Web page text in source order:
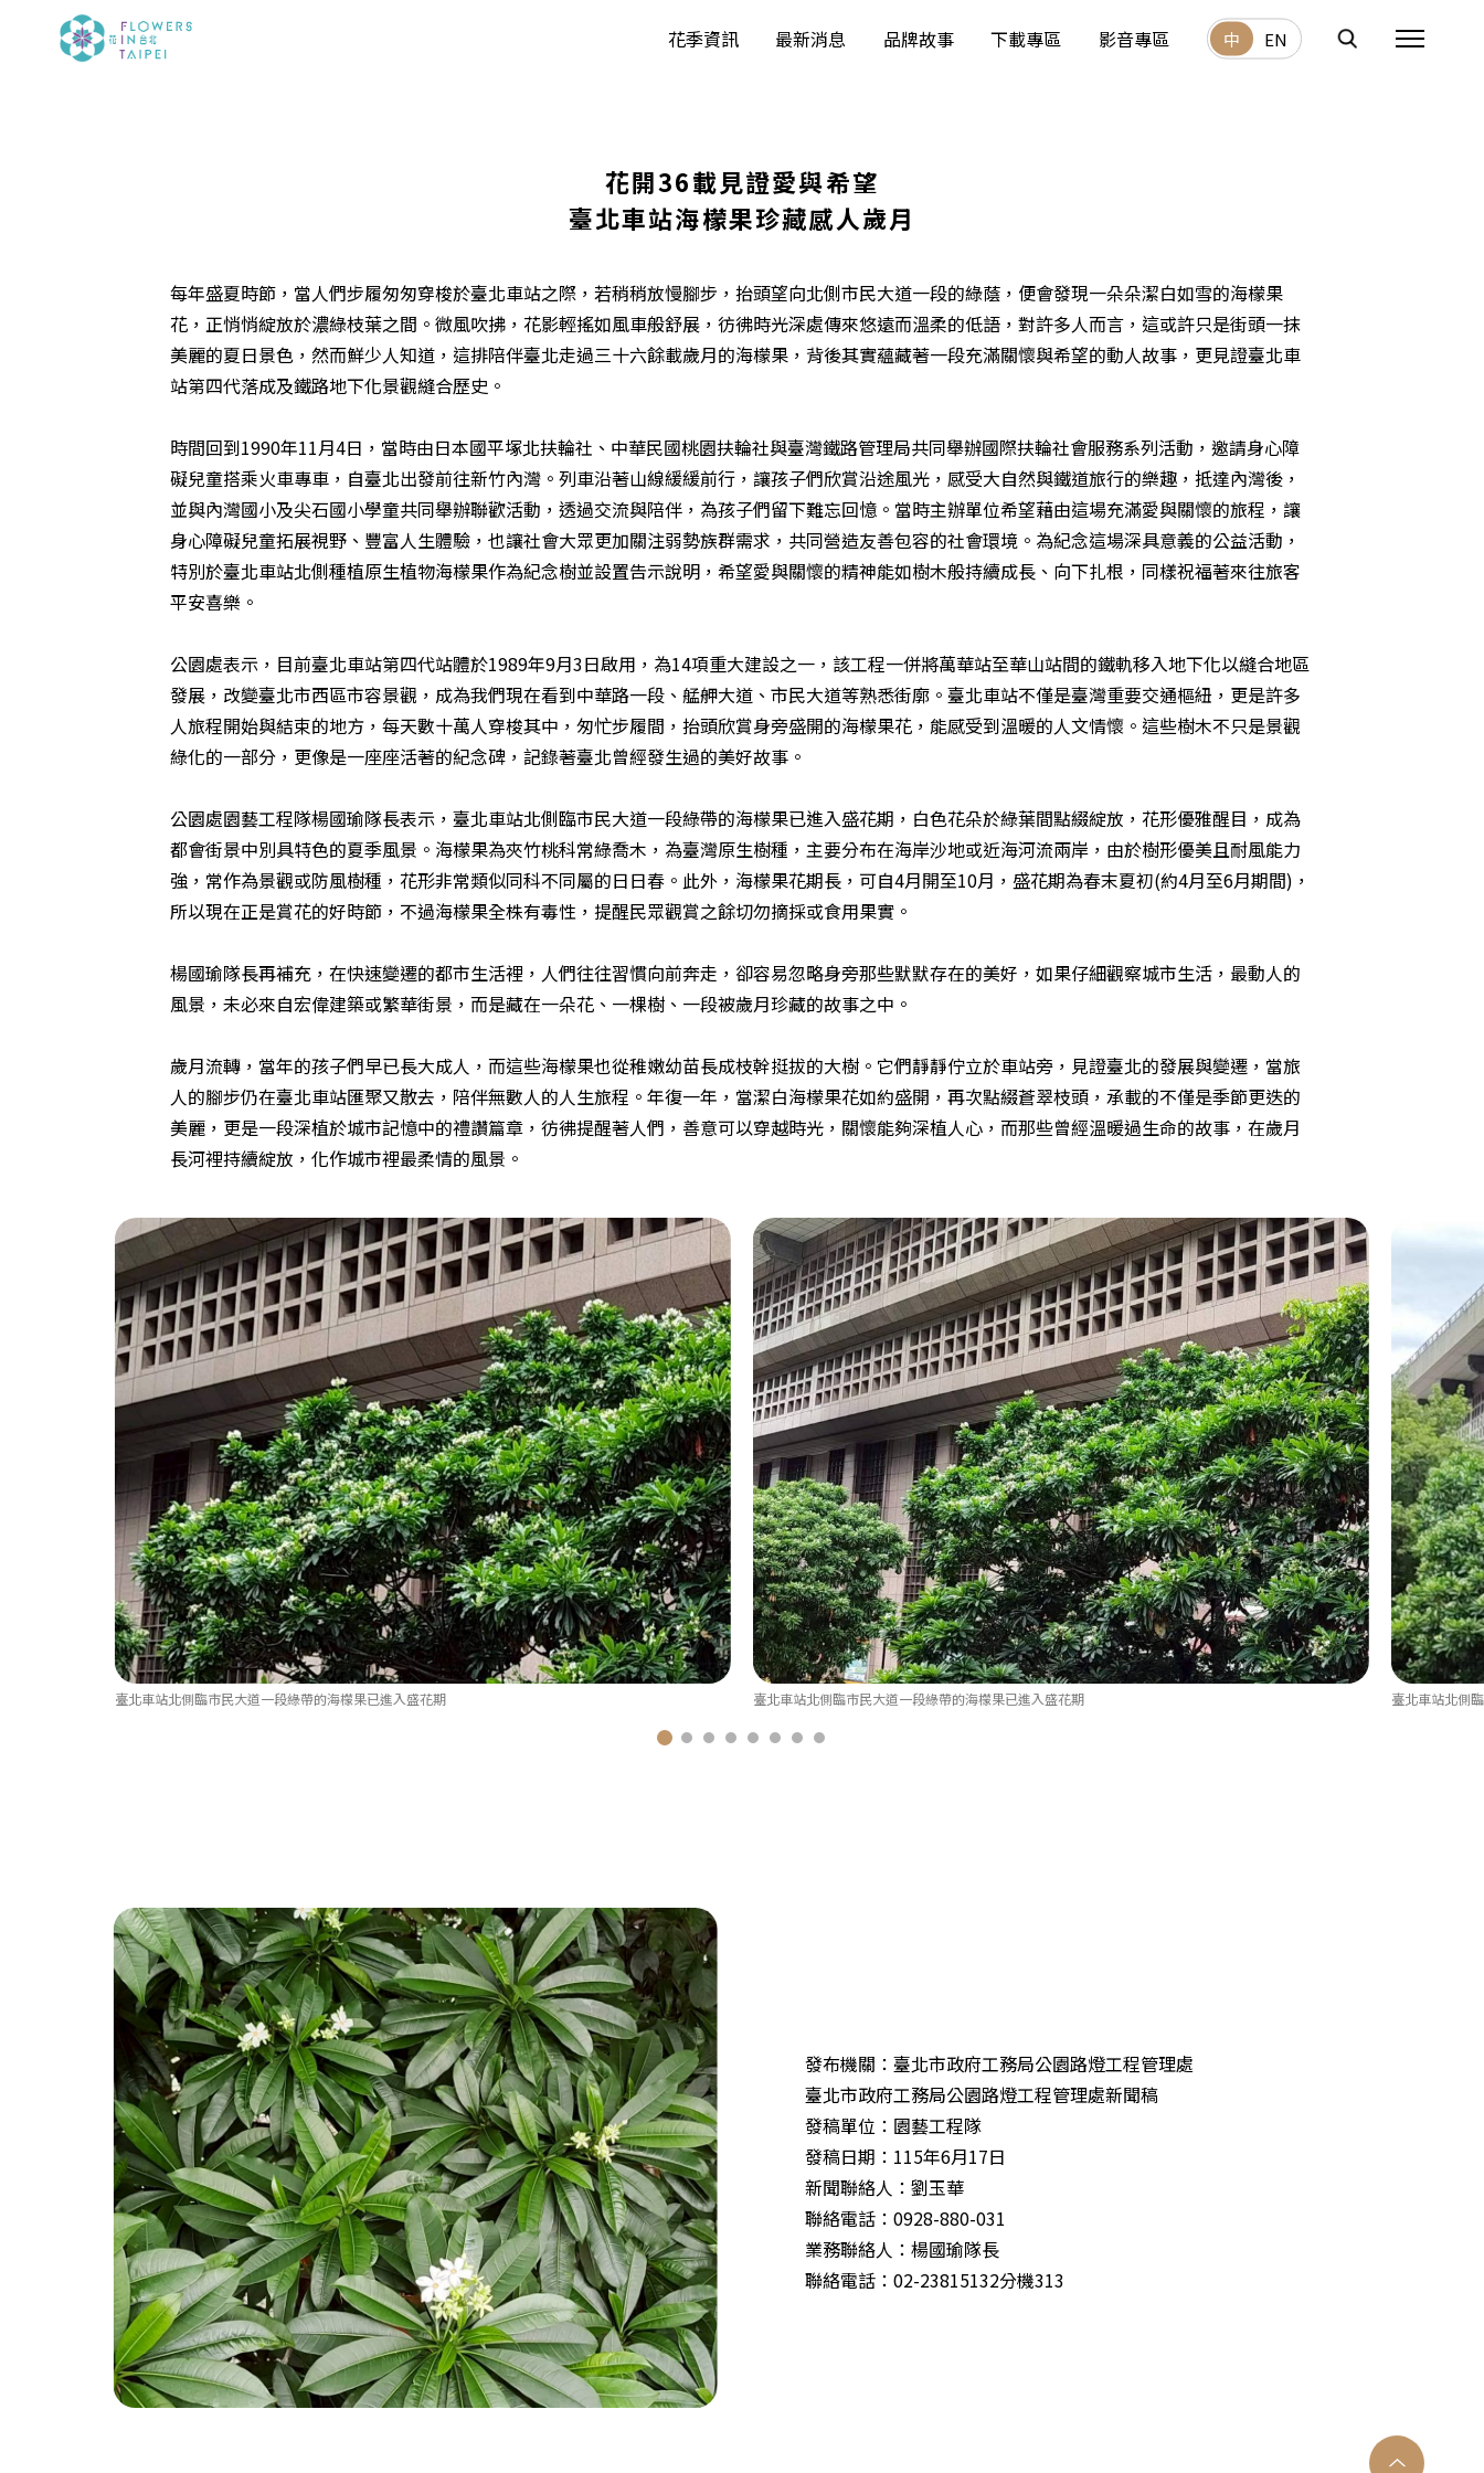
花季資訊 最新消息 品牌故事 下載專區 影音專區 中 EN
花開36載見證愛與希望
臺北車站海檬果珍藏感人歲月
每年盛夏時節，當人們步履匆匆穿梭於臺北車站之際，若稍稍放慢腳步，抬頭望向北側市民大道一段的綠蔭，便會發現一朵朵潔白如雪的海檬果
花，正悄悄綻放於濃綠枝葉之間。微風吹拂，花影輕搖如風車般舒展，彷彿時光深處傳來悠遠而溫柔的低語，對許多人而言，這或許只是街頭一抹
美麗的夏日景色，然而鮮少人知道，這排陪伴臺北走過三十六餘載歲月的海檬果，背後其實蘊藏著一段充滿關懷與希望的動人故事，更見證臺北車
站第四代落成及鐵路地下化景觀縫合歷史。
時間回到1990年11月4日，當時由日本國平塚北扶輪社、中華民國桃園扶輪社與臺灣鐵路管理局共同舉辦國際扶輪社會服務系列活動，邀請身心障
礙兒童搭乘火車專車，自臺北出發前往新竹內灣。列車沿著山線緩緩前行，讓孩子們欣賞沿途風光，感受大自然與鐵道旅行的樂趣，抵達內灣後，
並與內灣國小及尖石國小學童共同舉辦聯歡活動，透過交流與陪伴，為孩子們留下難忘回憶。當時主辦單位希望藉由這場充滿愛與關懷的旅程，讓
身心障礙兒童拓展視野、豐富人生體驗，也讓社會大眾更加關注弱勢族群需求，共同營造友善包容的社會環境。為紀念這場深具意義的公益活動，
特別於臺北車站北側種植原生植物海檬果作為紀念樹並設置告示說明，希望愛與關懷的精神能如樹木般持續成長、向下扎根，同樣祝福著來往旅客
平安喜樂。
公園處表示，目前臺北車站第四代站體於1989年9月3日啟用，為14項重大建設之一，該工程一併將萬華站至華山站間的鐵軌移入地下化以縫合地區
發展，改變臺北市西區市容景觀，成為我們現在看到中華路一段、艋舺大道、市民大道等熟悉街廓。臺北車站不僅是臺灣重要交通樞紐，更是許多
人旅程開始與結束的地方，每天數十萬人穿梭其中，匆忙步履間，抬頭欣賞身旁盛開的海檬果花，能感受到溫暖的人文情懷。這些樹木不只是景觀
綠化的一部分，更像是一座座活著的紀念碑，記錄著臺北曾經發生過的美好故事。
公園處園藝工程隊楊國瑜隊長表示，臺北車站北側臨市民大道一段綠帶的海檬果已進入盛花期，白色花朵於綠葉間點綴綻放，花形優雅醒目，成為
都會街景中別具特色的夏季風景。海檬果為夾竹桃科常綠喬木，為臺灣原生樹種，主要分布在海岸沙地或近海河流兩岸，由於樹形優美且耐風能力
強，常作為景觀或防風樹種，花形非常類似同科不同屬的日日春。此外，海檬果花期長，可自4月開至10月，盛花期為春末夏初(約4月至6月期間)，
所以現在正是賞花的好時節，不過海檬果全株有毒性，提醒民眾觀賞之餘切勿摘採或食用果實。
楊國瑜隊長再補充，在快速變遷的都市生活裡，人們往往習慣向前奔走，卻容易忽略身旁那些默默存在的美好，如果仔細觀察城市生活，最動人的
風景，未必來自宏偉建築或繁華街景，而是藏在一朵花、一棵樹、一段被歲月珍藏的故事之中。
歲月流轉，當年的孩子們早已長大成人，而這些海檬果也從稚嫩幼苗長成枝幹挺拔的大樹。它們靜靜佇立於車站旁，見證臺北的發展與變遷，當旅
人的腳步仍在臺北車站匯聚又散去，陪伴無數人的人生旅程。年復一年，當潔白海檬果花如約盛開，再次點綴蒼翠枝頭，承載的不僅是季節更迭的
美麗，更是一段深植於城市記憶中的禮讚篇章，彷彿提醒著人們，善意可以穿越時光，關懷能夠深植人心，而那些曾經溫暖過生命的故事，在歲月
長河裡持續綻放，化作城市裡最柔情的風景。
臺北車站北側臨市民大道一段綠帶的海檬果已進入盛花期 臺北車站北側臨市民大道一段綠帶的海檬果已進入盛花期 臺北車站北側
發布機關：臺北市政府工務局公園路燈工程管理處
臺北市政府工務局公園路燈工程管理處新聞稿
發稿單位：園藝工程隊
發稿日期：115年6月17日
新聞聯絡人：劉玉華
聯絡電話：0928-880-031
業務聯絡人：楊國瑜隊長
聯絡電話：02-23815132分機313